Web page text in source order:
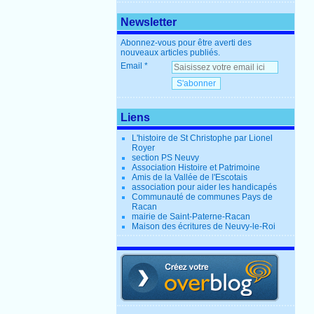
Newsletter
Abonnez-vous pour être averti des
nouveaux articles publiés.
Email
Liens
L'histoire de St Christophe par Lionel
Royer
section PS Neuvy
Association Histoire et Patrimoine
Amis de la Vallée de l'Escotais
association pour aider les handicapés
Communauté de communes Pays de
Racan
mairie de Saint-Paterne-Racan
Maison des écritures de Neuvy-le-Roi